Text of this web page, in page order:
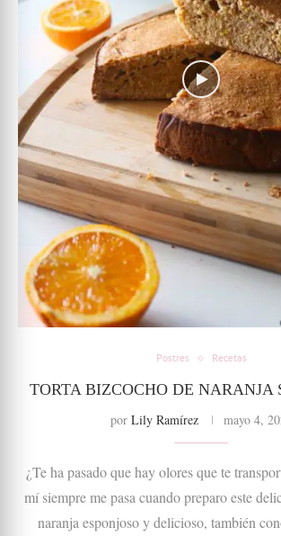
Postres Recetas
TORTA BIZCOCHO DE NARANJA
por Lily Ramírez mayo 4,
¿Te ha pasado que hay olores que te
mí siempre me pasa cuando preparo este
naranja esponjoso y delicioso, también